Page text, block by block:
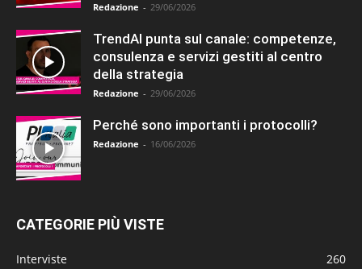
Redazione - 29/06/2026
TrendAI punta sul canale: competenze,
consulenza e servizi gestiti al centro
della strategia
Redazione - 29/06/2026
Perché sono importanti i protocolli?
Redazione - 16/06/2026
CATEGORIE PIÙ VISTE
Interviste
260